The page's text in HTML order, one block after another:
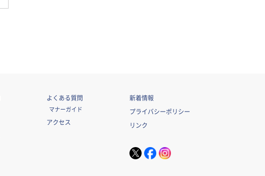
よくある質問
マナーガイド
アクセス
新着情報
プライバシーポリシー
リンク